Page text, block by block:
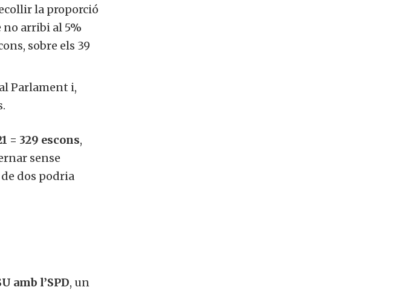
la proporció
arribi al 5%
sobre els 39
Parlament i,
= 329 escons,
sense
dos podria
amb l’SPD, un